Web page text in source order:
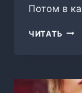
Потом в
ЧИТАТЬ